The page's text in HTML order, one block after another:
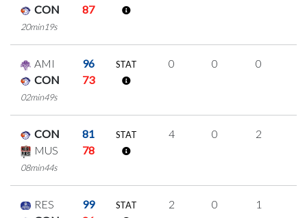
CON
87
20min19s
AMI
96
CON
73
02min49s
STAT 0 0 0
CON
81
MUS
78
08min44s
STAT 4 0 2
RES
99
STAT 2 0 1